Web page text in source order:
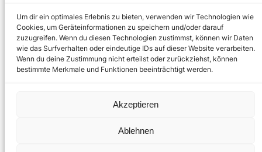
Um dir ein optimales Erlebnis zu bieten, verwenden wir Technologien wie
Cookies, um Geräteinformationen zu speichern und/oder darauf
zuzugreifen. Wenn du diesen Technologien zustimmst, können wir Daten
wie das Surfverhalten oder eindeutige IDs auf dieser Website verarbeiten.
Wenn du deine Zustimmung nicht erteilst oder zurückziehst, können
bestimmte Merkmale und Funktionen beeinträchtigt werden.
Akzeptieren
Ablehnen
Support us
© 2002 – 2026